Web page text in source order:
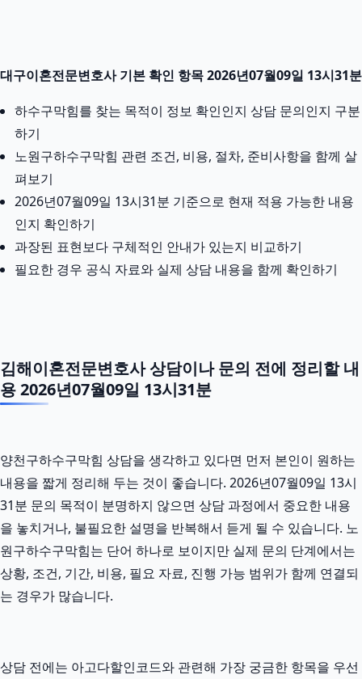
대구이혼전문변호사 기본 확인 항목 2026년07월09일 13시31분
하수구막힘를 찾는 목적이 정보 확인인지 상담 문의인지 구분
하기
노원구하수구막힘 관련 조건, 비용, 절차, 준비사항을 함께 살
펴보기
2026년07월09일 13시31분 기준으로 현재 적용 가능한 내용
인지 확인하기
과장된 표현보다 구체적인 안내가 있는지 비교하기
필요한 경우 공식 자료와 실제 상담 내용을 함께 확인하기
김해이혼전문변호사 상담이나 문의 전에 정리할 내
용 2026년07월09일 13시31분
양천구하수구막힘 상담을 생각하고 있다면 먼저 본인이 원하는
내용을 짧게 정리해 두는 것이 좋습니다. 2026년07월09일 13시
31분 문의 목적이 분명하지 않으면 상담 과정에서 중요한 내용
을 놓치거나, 불필요한 설명을 반복해서 듣게 될 수 있습니다. 노
원구하수구막힘는 단어 하나로 보이지만 실제 문의 단계에서는
상황, 조건, 기간, 비용, 필요 자료, 진행 가능 범위가 함께 연결되
는 경우가 많습니다.
상담 전에는 아고다할인코드와 관련해 가장 궁금한 항목을 우선